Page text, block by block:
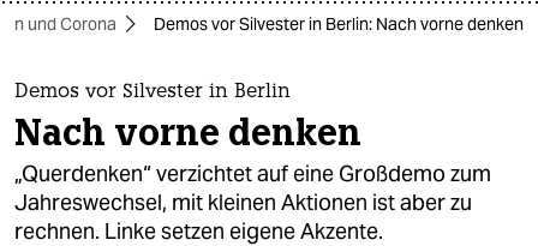
 taz zahl ich
taz zahl ich
themen
politik
öko
und Corona Demos vor Silvester in Berlin: Nach vorne denken
Demos vor Silvester in Berlin
Nach vorne denken
„Querdenken“ verzichtet auf eine Großdemo zum
Jahreswechsel, mit kleinen Aktionen ist aber zu
rechnen. Linke setzen eigene Akzente.